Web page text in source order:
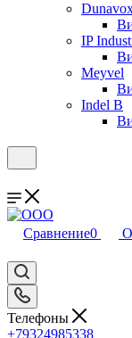
IP
Meyvel
Indel B
Сравнение0
Телефоны
+79324985338